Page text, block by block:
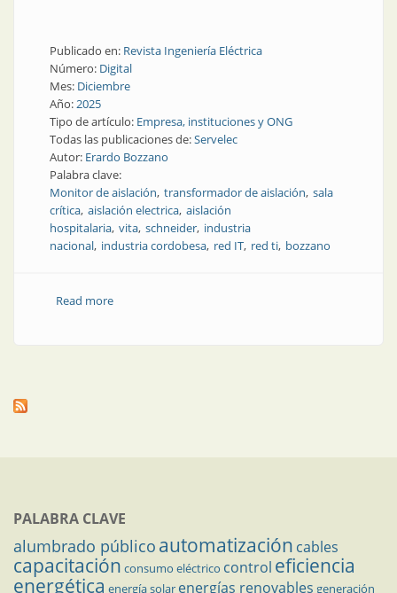
Publicado en: Revista Ingeniería Eléctrica
Número: Digital
Mes: Diciembre
Año:2025
Tipo de artículo: Empresa, instituciones y ONG
Todas las publicaciones de:Servelec
Autor: Erardo Bozzano
Palabra clave:
Monitor de aislación transformador de aislación sala
crítica aislación electrica aislación
hospitalaria vita schneider industria
nacional industria cordobesa red IT red ti bozzano
Read moreabout La empresa argentina que revoluciona el
PALABRA CLAVE
alumbrado público automatización cables
capacitación consumo eléctrico control eficiencia
energética energía solar energías renovables generación